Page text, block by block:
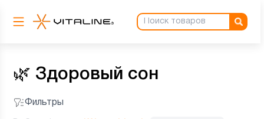
🌿 Здоровый сон
Фильтры